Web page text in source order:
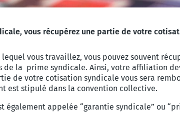
vous récupérez une partie de votre
vous travaillez, vous pouvez souvent
de la prime syndicale. Ainsi, votre affiliation
de votre cotisation syndicale vous sera
est stipulé dans la convention collective.
également appelée “garantie syndicale” ou